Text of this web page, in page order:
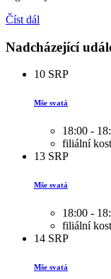
Číst dál
Nadcházející
10 SRP
Mše svatá
18:00 -
filiální
13 SRP
Mše svatá
18:00 -
filiální
14 SRP
Mše svatá